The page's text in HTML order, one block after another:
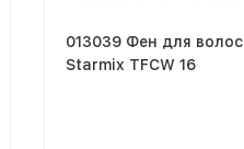
013039 Фен для волос
Starmix TFCW 16